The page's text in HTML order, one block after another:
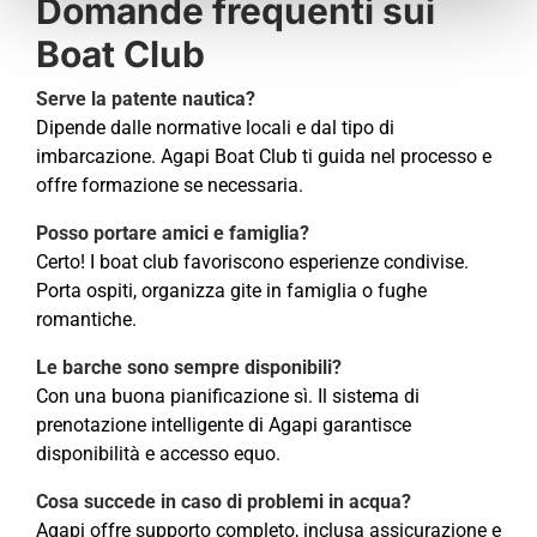
Domande frequenti sui
Boat Club
Serve la patente nautica?
Dipende dalle normative locali e dal tipo di
imbarcazione. Agapi Boat Club ti guida nel processo e
offre formazione se necessaria.
Posso portare amici e famiglia?
Certo! I boat club favoriscono esperienze condivise.
Porta ospiti, organizza gite in famiglia o fughe
romantiche.
Le barche sono sempre disponibili?
Con una buona pianificazione sì. Il sistema di
prenotazione intelligente di Agapi garantisce
disponibilità e accesso equo.
Cosa succede in caso di problemi in acqua?
Agapi offre supporto completo, inclusa assicurazione e